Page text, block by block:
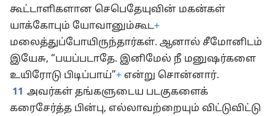
கூட்டாளிகளான செபெதேயுவின் மகன்கள்
யாக்கோபும் யோவானும்கூட+
மலைத்துப்போயிருந்தார்கள். ஆனால் சீமோனிடம்
இயேசு, “பயப்படாதே. இனிமேல் நீ மனுஷர்களை
உயிரோடு பிடிப்பாய்”+ என்று சொன்னார்.
11 அவர்கள் தங்களுடைய படகுகளைக்
கரைசேர்த்த பின்பு, எல்லாவற்றையும் விட்டுவிட்டு